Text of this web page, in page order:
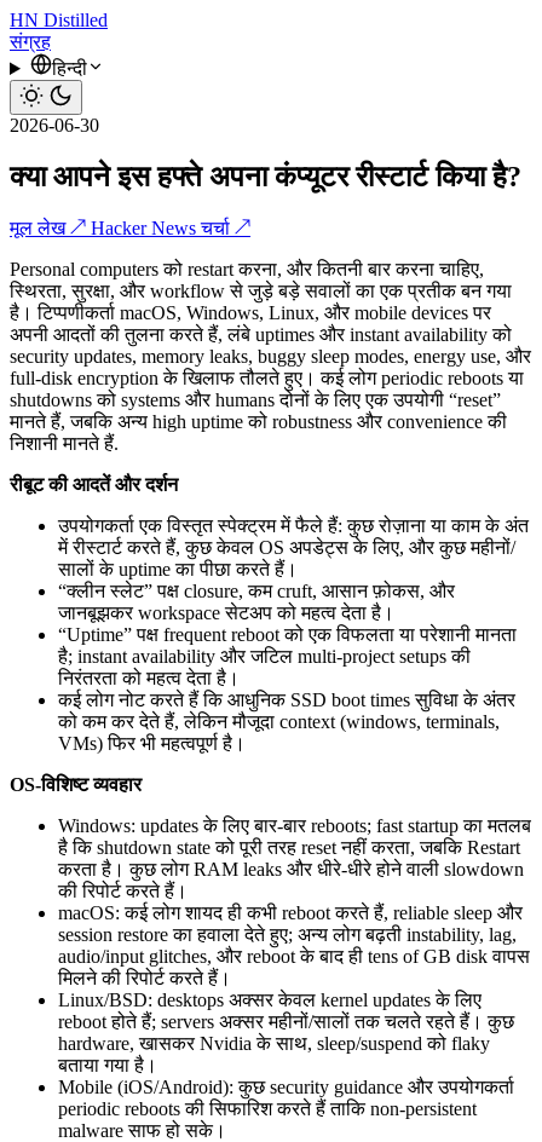
HN Distilled
संग्रह
हिन्दी
2026-06-30
क्या आपने इस हफ्ते अपना कंप्यूटर रीस्टार्ट किया है?
मूल लेख ↗ Hacker News चर्चा ↗
Personal computers को restart करना, और कितनी बार करना चाहिए,
स्थिरता, सुरक्षा, और workflow से जुड़े बड़े सवालों का एक प्रतीक बन गया
है। टिप्पणीकर्ता macOS, Windows, Linux, और mobile devices पर
अपनी आदतों की तुलना करते हैं, लंबे uptimes और instant availability को
security updates, memory leaks, buggy sleep modes, energy use, और
full-disk encryption के खिलाफ तौलते हुए। कई लोग periodic reboots या
shutdowns को systems और humans दोनों के लिए एक उपयोगी “reset”
मानते हैं, जबकि अन्य high uptime को robustness और convenience की
निशानी मानते हैं.
रीबूट की आदतें और दर्शन
उपयोगकर्ता एक विस्तृत स्पेक्ट्रम में फैले हैं: कुछ रोज़ाना या काम के अंत
में रीस्टार्ट करते हैं, कुछ केवल OS अपडेट्स के लिए, और कुछ महीनों/
सालों के uptime का पीछा करते हैं।
“क्लीन स्लेट” पक्ष closure, कम cruft, आसान फ़ोकस, और
जानबूझकर workspace सेटअप को महत्व देता है।
“Uptime” पक्ष frequent reboot को एक विफलता या परेशानी मानता
है; instant availability और जटिल multi-project setups की
निरंतरता को महत्व देता है।
कई लोग नोट करते हैं कि आधुनिक SSD boot times सुविधा के अंतर
को कम कर देते हैं, लेकिन मौजूदा context (windows, terminals,
VMs) फिर भी महत्वपूर्ण है।
OS-विशिष्ट व्यवहार
Windows: updates के लिए बार-बार reboots; fast startup का मतलब
है कि shutdown state को पूरी तरह reset नहीं करता, जबकि Restart
करता है। कुछ लोग RAM leaks और धीरे-धीरे होने वाली slowdown
की रिपोर्ट करते हैं।
macOS: कई लोग शायद ही कभी reboot करते हैं, reliable sleep और
session restore का हवाला देते हुए; अन्य लोग बढ़ती instability, lag,
audio/input glitches, और reboot के बाद ही tens of GB disk वापस
मिलने की रिपोर्ट करते हैं।
Linux/BSD: desktops अक्सर केवल kernel updates के लिए
reboot होते हैं; servers अक्सर महीनों/सालों तक चलते रहते हैं। कुछ
hardware, खासकर Nvidia के साथ, sleep/suspend को flaky
बताया गया है।
Mobile (iOS/Android): कुछ security guidance और उपयोगकर्ता
periodic reboots की सिफारिश करते हैं ताकि non-persistent
malware साफ हो सके।